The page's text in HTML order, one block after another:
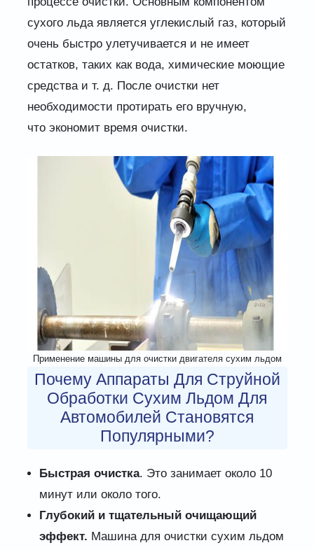
сухого льда является углекислый газ, который
очень быстро улетучивается и не имеет
остатков, таких как вода, химические моющие
средства и т. д. После очистки нет
необходимости протирать его вручную,
что экономит время очистки.
Применение машины для очистки двигателя сухим льдом
Почему Аппараты Для Струйной
Обработки Сухим Льдом Для
Автомобилей Становятся
Популярными?
Быстрая очистка. Это занимает около 10
минут или около того.
Глубокий и тщательный очищающий
эффект. Машина для очистки сухим льдом